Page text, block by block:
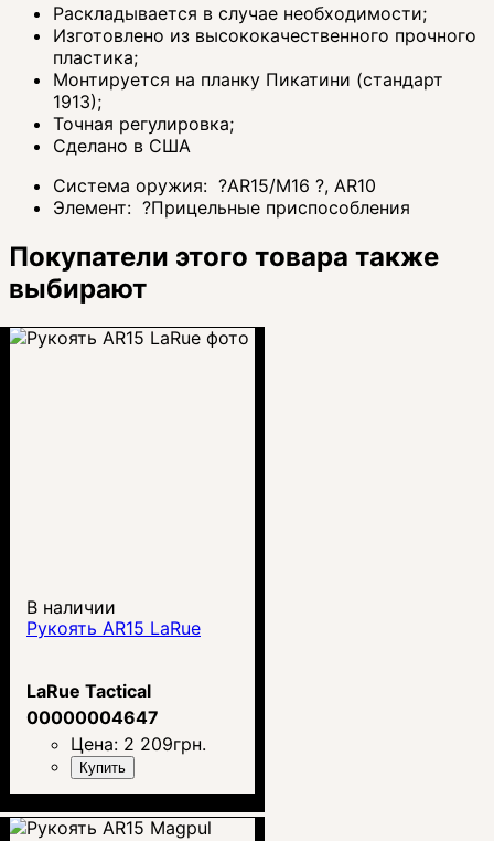
Раскладывается в случае необходимости;
Изготовлено из высококачественного прочного
пластика;
Монтируется на планку Пикатини (стандарт
1913);
Точная регулировка;
Сделано в США
Система оружия: ?AR15/M16 ?, AR10
Элемент: ?Прицельные приспособления
Покупатели этого товара также
выбирают
В наличии
Рукоять AR15 LaRue
LaRue Tactical
00000004647
Цена: 2 209грн.
Купить